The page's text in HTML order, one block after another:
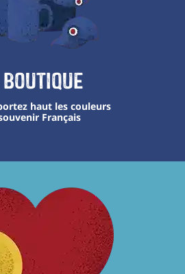
boutique
haut les couleurs
Français